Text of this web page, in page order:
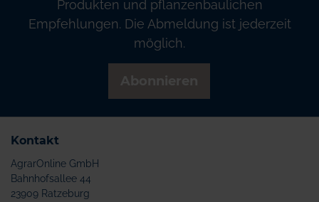
Produkten und pflanzenbaulichen
Empfehlungen. Die Abmeldung ist jederzeit
möglich.
Kontakt
AgrarOnline GmbH
Bahnhofsallee 44
23909 Ratzeburg